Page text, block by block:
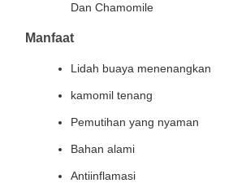
Dan Chamomile
Manfaat
Lidah buaya menenangkan
kamomil tenang
Pemutihan yang nyaman
Bahan alami
Antiinflamasi